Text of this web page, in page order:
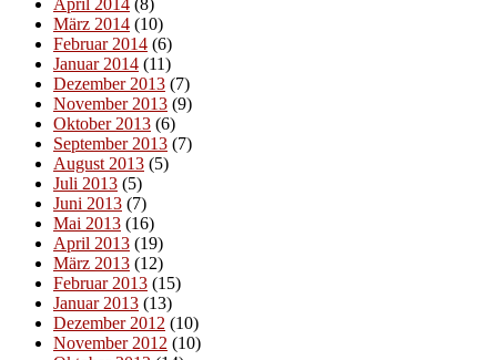
April 2014 (8)
März 2014 (10)
Februar 2014 (6)
Januar 2014 (11)
Dezember 2013 (7)
November 2013 (9)
Oktober 2013 (6)
September 2013 (7)
August 2013 (5)
Juli 2013 (5)
Juni 2013 (7)
Mai 2013 (16)
April 2013 (19)
März 2013 (12)
Februar 2013 (15)
Januar 2013 (13)
Dezember 2012 (10)
November 2012 (10)